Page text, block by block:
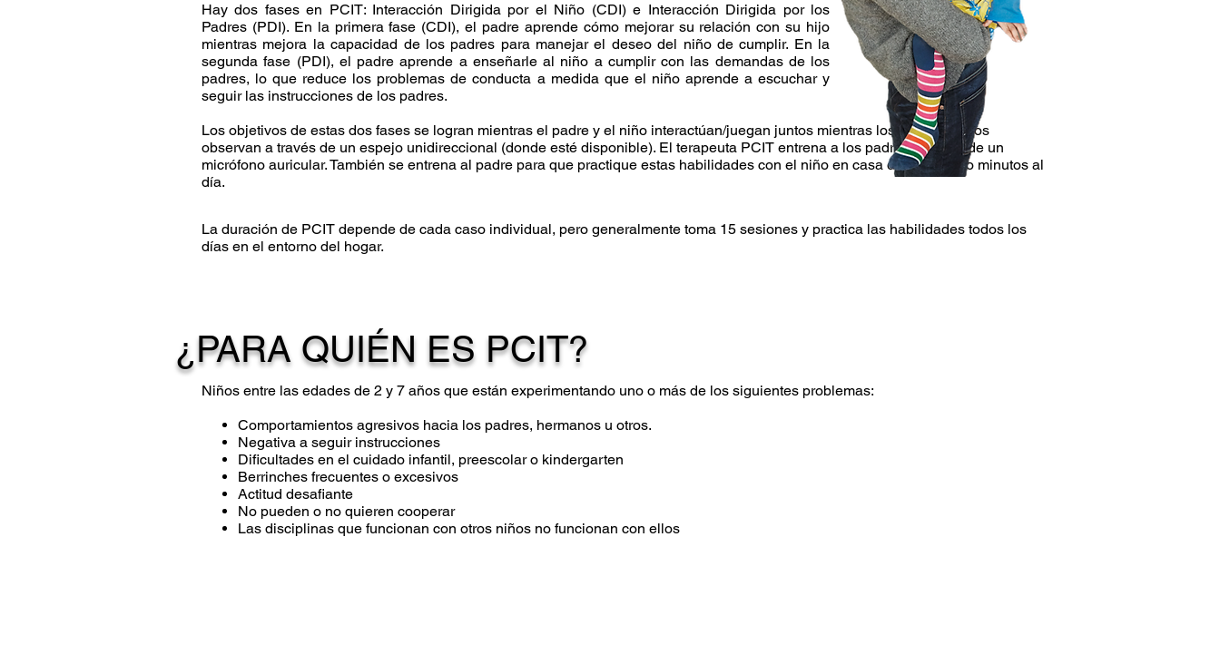
Hay dos fases en PCIT: Interacción Dirigida por el Niño (CDI) e Interacción Dirigida por los
Padres (PDI). En la primera fase (CDI), el padre aprende cómo mejorar su relación con su hijo
mientras mejora la capacidad de los padres para manejar el deseo del niño de cumplir. En la
segunda fase (PDI), el padre aprende a enseñarle al niño a cumplir con las demandas de los
padres, lo que reduce los problemas de conducta a medida que el niño aprende a escuchar y
seguir las instrucciones de los padres.
Los objetivos de estas dos fases se logran mientras el padre y el niño interactúan/juegan juntos mientras los terapeutas los
observan a través de un espejo unidireccional (donde esté disponible). El terapeuta PCIT entrena a los padres a través de un
micrófono auricular. También se entrena al padre para que practique estas habilidades con el niño en casa durante cinco minutos al
día.​
La duración de PCIT depende de cada caso individual, pero generalmente toma 15 sesiones y practica las habilidades todos los
días en el entorno del hogar.
¿PARA QUIÉN ES PCIT?
Niños entre las edades de 2 y 7 años que están experimentando uno o más de los siguientes problemas:
Comportamientos agresivos hacia los padres, hermanos u otros.
Negativa a seguir instrucciones
Dificultades en el cuidado infantil, preescolar o kindergarten
Berrinches frecuentes o excesivos
Actitud desafiante
No pueden o no quieren cooperar
Las disciplinas que funcionan con otros niños no funcionan con ellos